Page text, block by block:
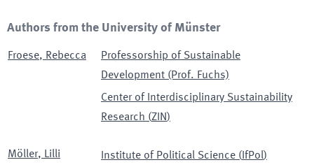
Authors from the University of Münster
Froese, Rebecca
Professorship of Sustainable
Development (Prof. Fuchs)
Center of Interdisciplinary Sustainability
Research (ZIN)
Möller, Lilli
Institute of Political Science ( IfPol)